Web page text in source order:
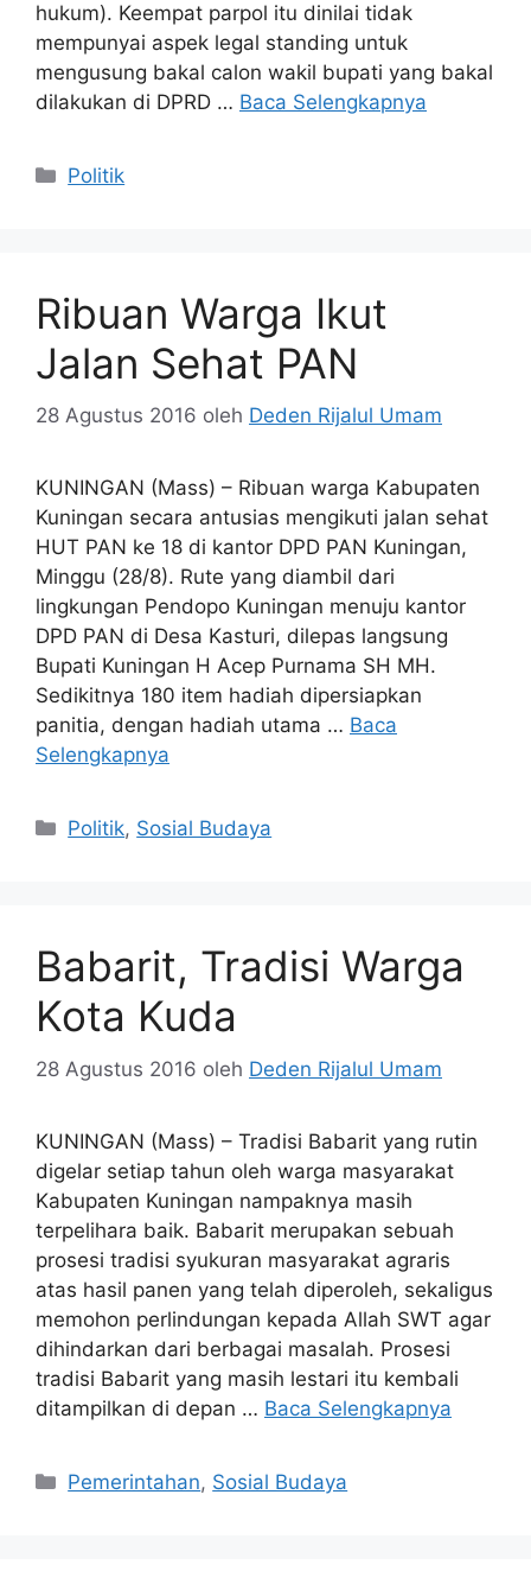
hukum). Keempat parpol itu dinilai tidak
mempunyai aspek legal standing untuk
mengusung bakal calon wakil bupati yang bakal
dilakukan di DPRD … Baca Selengkapnya
Kategori
Politik
Ribuan Warga Ikut
Jalan Sehat PAN
28 Agustus 2016 oleh Deden Rijalul Umam
KUNINGAN (Mass) – Ribuan warga Kabupaten
Kuningan secara antusias mengikuti jalan sehat
HUT PAN ke 18 di kantor DPD PAN Kuningan,
Minggu (28/8). Rute yang diambil dari
lingkungan Pendopo Kuningan menuju kantor
DPD PAN di Desa Kasturi, dilepas langsung
Bupati Kuningan H Acep Purnama SH MH.
Sedikitnya 180 item hadiah dipersiapkan
panitia, dengan hadiah utama … Baca
Selengkapnya
Kategori
Politik, Sosial Budaya
Babarit, Tradisi Warga
Kota Kuda
28 Agustus 2016 oleh Deden Rijalul Umam
KUNINGAN (Mass) – Tradisi Babarit yang rutin
digelar setiap tahun oleh warga masyarakat
Kabupaten Kuningan nampaknya masih
terpelihara baik. Babarit merupakan sebuah
prosesi tradisi syukuran masyarakat agraris
atas hasil panen yang telah diperoleh, sekaligus
memohon perlindungan kepada Allah SWT agar
dihindarkan dari berbagai masalah. Prosesi
tradisi Babarit yang masih lestari itu kembali
ditampilkan di depan … Baca Selengkapnya
Kategori
Pemerintahan, Sosial Budaya